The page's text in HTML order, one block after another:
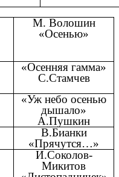
М. Волошин
«Осенью»
«Осенняя гамма»
С.Стамчев
«Уж небо осенью
дышало»
А.Пушкин
В.Бианки
«Прячутся…»
И.Соколов-
Микитов